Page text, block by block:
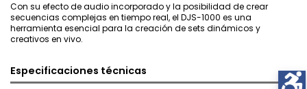
Con su efecto de audio incorporado y la posibilidad de crear
secuencias complejas en tiempo real, el DJS-1000 es una
herramienta esencial para la creación de sets dinámicos y
creativos en vivo.
Especificaciones técnicas